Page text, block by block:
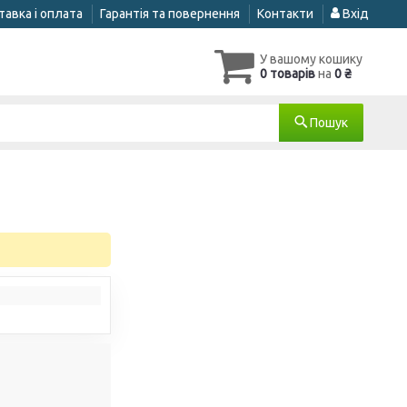
і оплата Гарантія та повернення Контакти Вхід
У вашому кошику
0 товарівна 0 ₴
Пошук